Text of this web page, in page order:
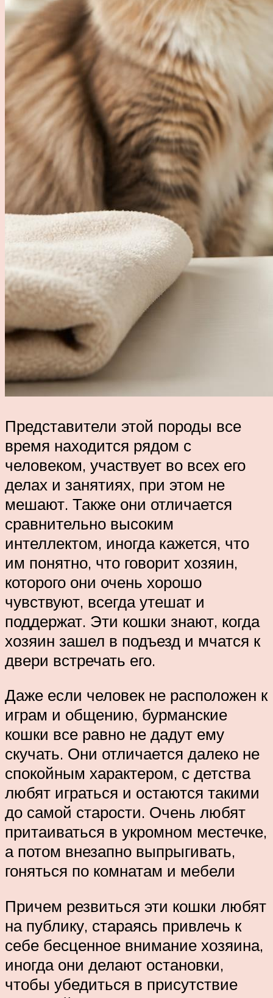
Представители этой породы все
время находится рядом с
человеком, участвует во всех его
делах и занятиях, при этом не
мешают. Также они отличается
сравнительно высоким
интеллектом, иногда кажется, что
им понятно, что говорит хозяин,
которого они очень хорошо
чувствуют, всегда утешат и
поддержат. Эти кошки знают, когда
хозяин зашел в подъезд и мчатся к
двери встречать его.
Даже если человек не расположен к
играм и общению, бурманские
кошки все равно не дадут ему
скучать. Они отличается далеко не
спокойным характером, с детства
любят играться и остаются такими
до самой старости. Очень любят
притаиваться в укромном местечке,
а потом внезапно выпрыгивать,
гоняться по комнатам и мебели
Причем резвиться эти кошки любят
на публику, стараясь привлечь к
себе бесценное внимание хозяина,
иногда они делают остановки,
чтобы убедиться в присутствие